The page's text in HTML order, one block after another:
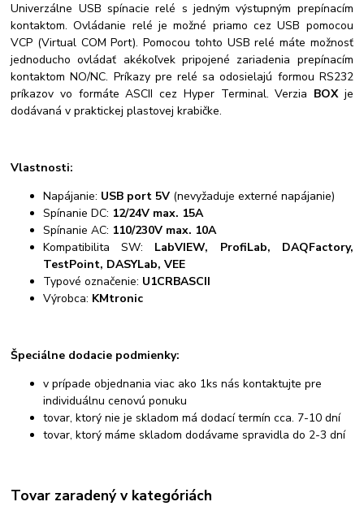
Univerzálne USB spínacie relé s jedným výstupným prepínacím
kontaktom. Ovládanie relé je možné priamo cez USB pomocou
VCP (Virtual COM Port). Pomocou tohto USB relé máte možnosť
jednoducho ovládať akékoľvek pripojené zariadenia prepínacím
kontaktom NO/NC. Príkazy pre relé sa odosielajú formou RS232
príkazov vo formáte ASCII cez Hyper Terminal. Verzia BOXje
dodávaná v praktickej plastovej krabičke.
Vlastnosti:
Napájanie: USB port 5V (nevyžaduje externé napájanie)
Spínanie DC: 12/24V max. 15A
Spínanie AC: 110/230V max. 10A
Kompatibilita SW: LabVIEW, ProfiLab, DAQFactory,
TestPoint, DASYLab, VEE
Typové označenie: U1CRBASCII
Výrobca: KMtronic
Špeciálne dodacie podmienky:
v prípade objednania viac ako 1ks nás kontaktujte pre
individuálnu cenovú ponuku
tovar, ktorý nie je skladom má dodací termín cca. 7-10 dní
tovar, ktorý máme skladom dodávame spravidla do 2-3 dní
Tovar zaradený v kategóriách